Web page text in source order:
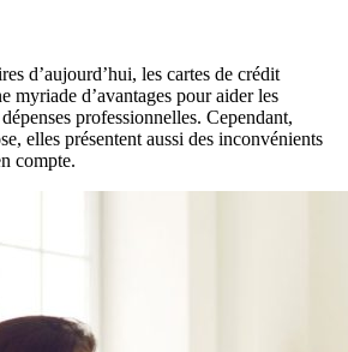
d’aujourd’hui, les cartes de crédit
myriade d’avantages pour aider les
professionnelles. Cependant,
elles présentent aussi des inconvénients
compte.